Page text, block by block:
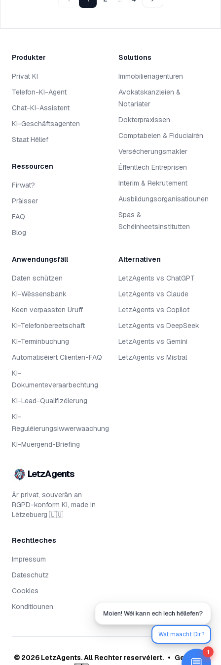
Produkter
Privat KI
Telefon-KI-Agent
Chat-KI-Assistent
KI-Geschäftsagenten
Staat Hëllef
Ressourcen
Firwat?
Präisser
FAQ
Blog
Solutions
Immobilienagenturen
Avokatskanzleien &
Notariater
Dokterpraxissen
Comptabelen & Fiduciairën
Versécherungsmakler
Éffentlech Entreprisen
Interim & Rekrutement
Ausbildungsorganisatiounen
Spas &
Schéinheetsinstitutten
Anwendungsfäll
Daten schützen
KI-Wëssensbank
Keen verpassten Uruff
KI-Telefonbereetschaft
KI-Terminbuchung
Automatiséiert Clienten-FAQ
KI-
Dokumenteveraarbechtung
KI-Lead-Qualifizéierung
KI-
Reguléierungsiwwerwaachung
KI-Muergend-Briefing
Alternativen
LetzAgents vs ChatGPT
LetzAgents vs Claude
LetzAgents vs Copilot
LetzAgents vs DeepSeek
LetzAgents vs Gemini
LetzAgents vs Mistral
LetzAgents
Är privat, souverän an
RGPD-konform KI, made in
Lëtzebuerg 🇱🇺
Rechtleches
Impressum
Dateschutz
Cookies
Konditiounen
© 2026 LetzAgents.All Rechter reservéiert. • Gemaach
1
Moien! Wéi kann ech Iech hëllefen?
Wat maacht Dir?